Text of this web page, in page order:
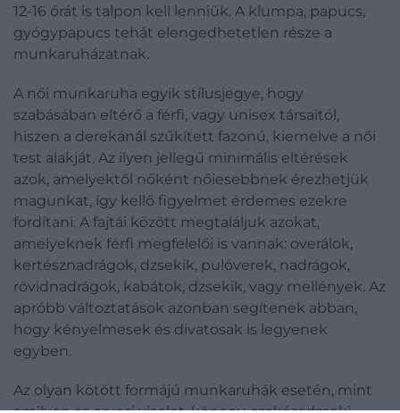
12-16 órát is talpon kell lenniük. A klumpa, papucs,
gyógypapucs tehát elengedhetetlen része a
munkaruházatnak.
A női munkaruha egyik stílusjegye, hogy
szabásában eltérő a férfi, vagy unisex társaitól,
hiszen a derekánál szűkített fazonú, kiemelve a női
test alakját. Az ilyen jellegű minimális eltérések
azok, amelyektől nőként nőiesebbnek érezhetjük
magunkat, így kellő figyelmet érdemes ezekre
fordítani. A fajtái között megtaláljuk azokat,
amelyeknek férfi megfelelői is vannak: overálok,
kertésznadrágok, dzsekik, pulóverek, nadrágok,
rövidnadrágok, kabátok, dzsekik, vagy mellények. Az
apróbb változtatások azonban segítenek abban,
hogy kényelmesek és divatosak is legyenek
egyben.
Az olyan kötött formájú munkaruhák esetén, mint